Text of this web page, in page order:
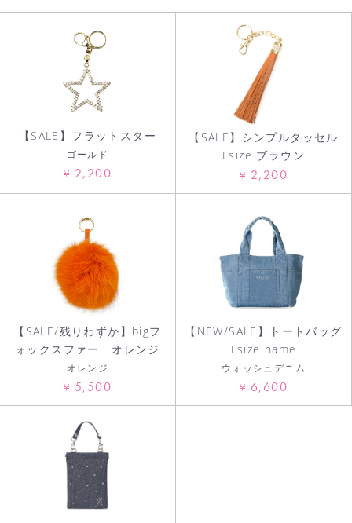
【SALE】フラットスター
ゴールド
¥ 2,200
【SALE】シンプルタッセル
Lsize ブラウン
¥ 2,200
【SALE/残りわずか】bigフ
ォックスファー オレンジ
オレンジ
¥ 5,500
【NEW/SALE】トートバッグ
Lsize name
ウォッシュデニム
¥ 6,600